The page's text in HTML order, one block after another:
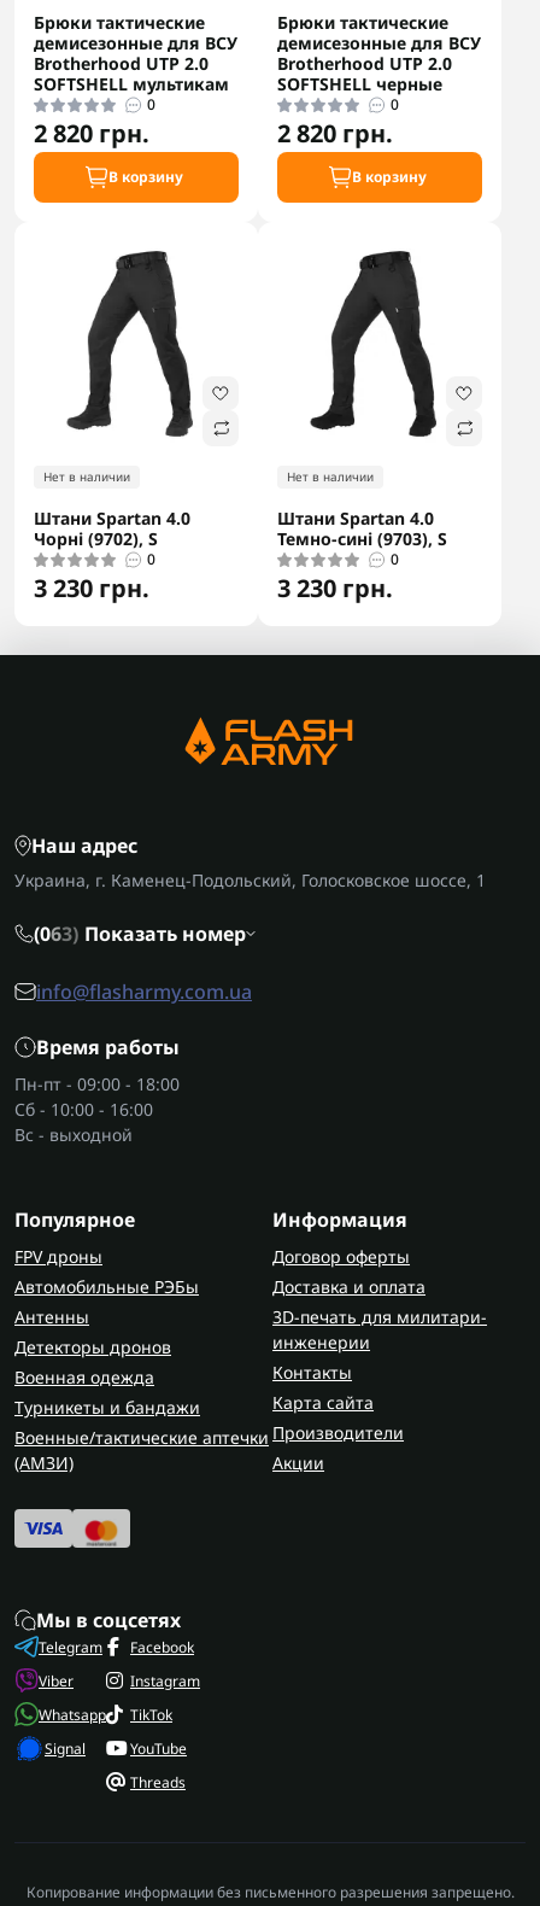
Брюки тактические
демисезонные для ВСУ
Brotherhood UTP 2.0
SOFTSHELL мультикам
0
2 820 грн.
В корзину
Брюки тактические
демисезонные для ВСУ
Brotherhood UTP 2.0
SOFTSHELL черные
0
2 820 грн.
В корзину
Нет в наличии
Штани Spartan 4.0
Чорні (9702), S
0
3 230 грн.
Нет в наличии
Штани Spartan 4.0
Темно-сині (9703), S
0
3 230 грн.
Наш адрес
Украина, г. Каменец-Подольский, Голосковское шоссе, 1
(063) Показать номер
info@flasharmy.com.ua
Время работы
Пн-пт - 09:00 - 18:00
Сб - 10:00 - 16:00
Вс - выходной
Популярное
FPV дроны
Автомобильные РЭБы
Антенны
Детекторы дронов
Военная одежда
Турникеты и бандажи
Военные/тактические аптечки
(AMЗИ)
Информация
Договор оферты
Доставка и оплата
3D-печать для милитари-
инженерии
Контакты
Карта сайта
Производители
Акции
Мы в соцсетях
Telegram
Viber
Whatsapp
Signal
Facebook
Instagram
TikTok
YouTube
Threads
Копирование информации без письменного разрешения запрещено.